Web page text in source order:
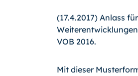
(17.4.2017) Anlass
VOB 2016.
Mit dieser